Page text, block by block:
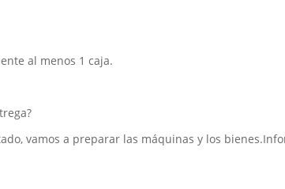
al menos 1 caja.
vamos a preparar las máquinas y los